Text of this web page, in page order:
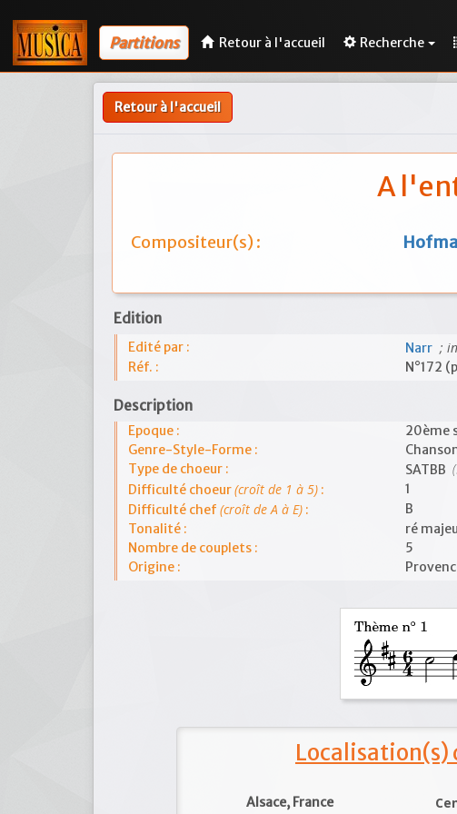
Partitions Retour à l'accueil Recherche
Retour à l'accueil
A
Compositeur(s) :
Edition
Edité par : Narr ; in
Réf. : N°172
Description
Epoque :
20ème
Genre-Style-Forme :
Type de choeur :
SATBB
Difficulté choeur(croît de 1 à 5) :
1
Difficulté chef (croît de A à E) :
B
Tonalité :
ré
Nombre de couplets :
5
Origine :
Localisation(s)
Alsace, France